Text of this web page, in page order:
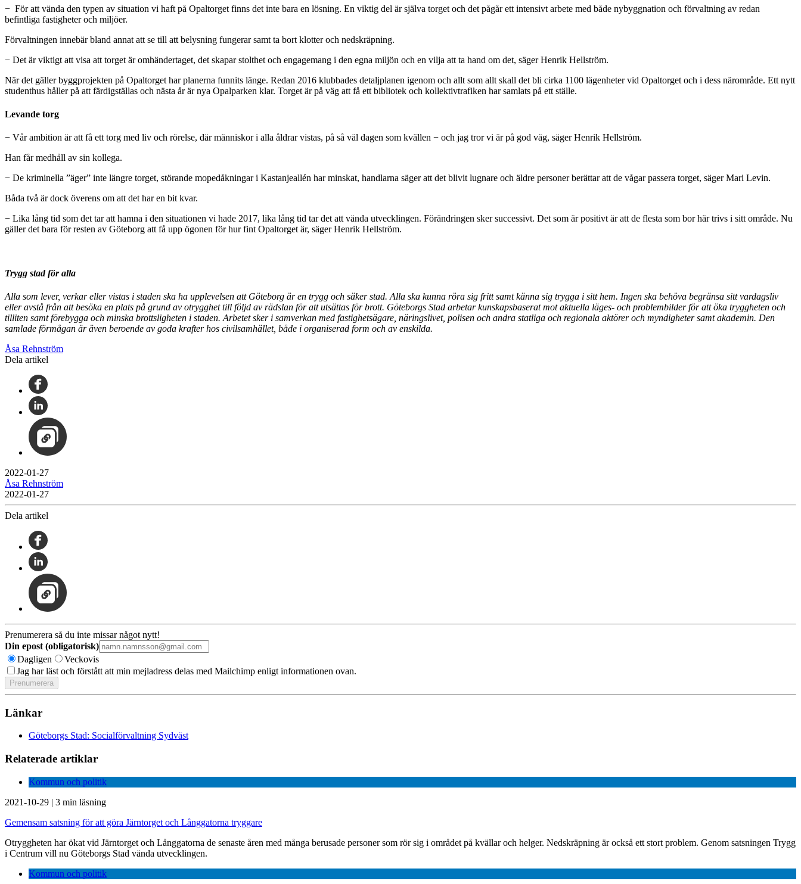
− För att vända den typen av situation vi haft på Opaltorget finns det inte bara en lösning. En viktig del är själva torget och det pågår ett intensivt arbete med både nybyggnation och förvaltning av redan
befintliga fastigheter och miljöer.
Förvaltningen innebär bland annat att se till att belysning fungerar samt ta bort klotter och nedskräpning.
− Det är viktigt att visa att torget är omhändertaget, det skapar stolthet och engagemang i den egna miljön och en vilja att ta hand om det, säger Henrik Hellström.
När det gäller byggprojekten på Opaltorget har planerna funnits länge. Redan 2016 klubbades detaljplanen igenom och allt som allt skall det bli cirka 1100 lägenheter vid Opaltorget och i dess närområde. Ett nytt
studenthus håller på att färdigställas och nästa år är nya Opalparken klar. Torget är på väg att få ett bibliotek och kollektivtrafiken har samlats på ett ställe.
Levande torg
− Vår ambition är att få ett torg med liv och rörelse, där människor i alla åldrar vistas, på så väl dagen som kvällen − och jag tror vi är på god väg, säger Henrik Hellström.
Han får medhåll av sin kollega.
− De kriminella ”äger” inte längre torget, störande mopedåkningar i Kastanjeallén har minskat, handlarna säger att det blivit lugnare och äldre personer berättar att de vågar passera torget, säger Mari Levin.
Båda två är dock överens om att det har en bit kvar.
− Lika lång tid som det tar att hamna i den situationen vi hade 2017, lika lång tid tar det att vända utvecklingen. Förändringen sker successivt. Det som är positivt är att de flesta som bor här trivs i sitt område. Nu
gäller det bara för resten av Göteborg att få upp ögonen för hur fint Opaltorget är, säger Henrik Hellström.
Trygg stad för alla
Alla som lever, verkar eller vistas i staden ska ha upplevelsen att Göteborg är en trygg och säker stad. Alla ska kunna röra sig fritt samt känna sig trygga i sitt hem. Ingen ska behöva begränsa sitt vardagsliv
eller avstå från att besöka en plats på grund av otrygghet till följd av rädslan för att utsättas för brott. Göteborgs Stad arbetar kunskapsbaserat mot aktuella läges- och problembilder för att öka tryggheten och
tilliten samt förebygga och minska brottsligheten i staden. Arbetet sker i samverkan med fastighetsägare, näringslivet, polisen och andra statliga och regionala aktörer och myndigheter samt akademin. Den
samlade förmågan är även beroende av goda krafter hos civilsamhället, både i organiserad form och av enskilda.
Åsa Rehnström
Dela artikel
2022-01-27
Åsa Rehnström
2022-01-27
Dela artikel
Prenumerera så du inte missar något nytt!
Din epost (obligatorisk)
Dagligen
Veckovis
Jag har läst och förstått att min mejladress delas med Mailchimp enligt informationen ovan.
Länkar
Göteborgs Stad: Socialförvaltning Sydväst
Relaterade artiklar
Kommun och politik
2021-10-29 | 3 min läsning
Gemensam satsning för att göra Järntorget och Långgatorna tryggare
Otryggheten har ökat vid Järntorget och Långgatorna de senaste åren med många berusade personer som rör sig i området på kvällar och helger. Nedskräpning är också ett stort problem. Genom satsningen Trygg
i Centrum vill nu Göteborgs Stad vända utvecklingen.
Kommun och politik